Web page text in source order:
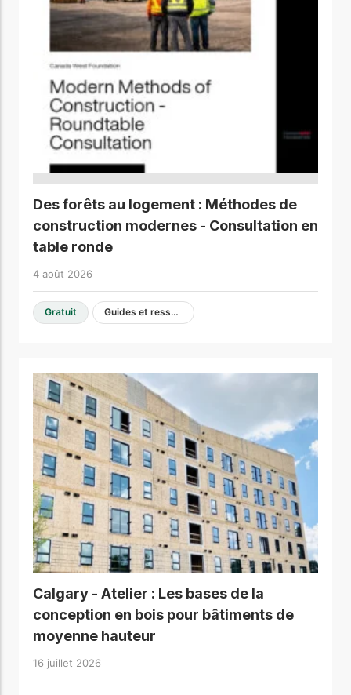
Des forêts au logement : Méthodes de
construction modernes - Consultation en
table ronde
4 août 2026
Gratuit Guides et ressources de conception
Calgary - Atelier : Les bases de la
conception en bois pour bâtiments de
moyenne hauteur
16 juillet 2026